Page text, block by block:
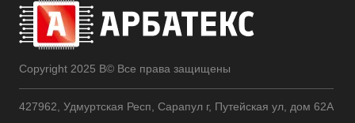
Copyright 2025 В© Все права защищены
427962, Удмуртская Респ, Сарапул г, Путейская ул, дом 62А